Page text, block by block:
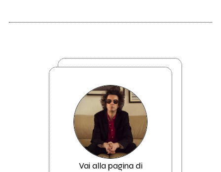
Vai alla pagina di